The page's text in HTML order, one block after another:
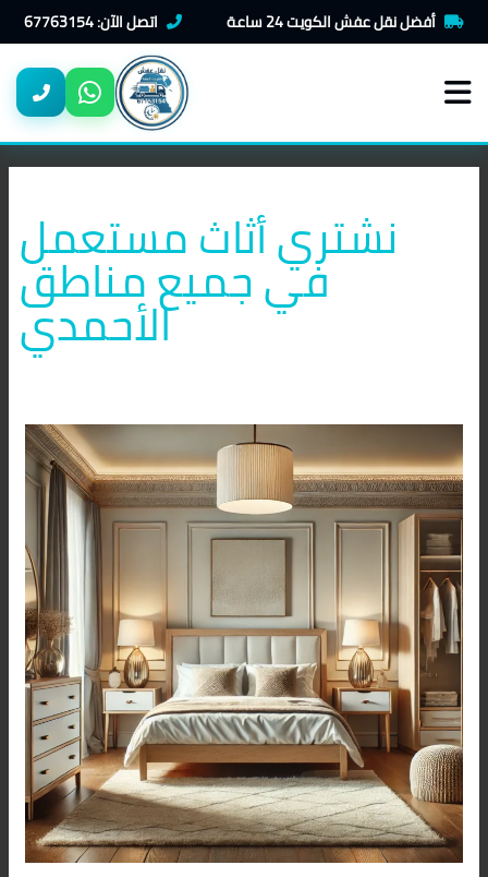
أفضل نقل عفش الكويت 24 ساعة اتصل الآن: 67763154
تخطي
إلى
نشتري أثاث مستعمل
في جميع مناطق
الأحمدي
شراء
اثاث
مستعمل
بالأحمدي